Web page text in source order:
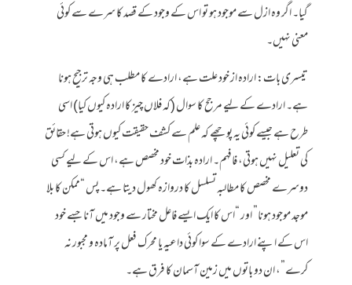
گیا۔ اگر وہ ازل سے موجود ہو تو اس کے وجود کے قصد کا سرے سے کوئی
معنی نہیں۔
تیسری بات: ارادہ از خود علت ہے، ارادے کا مطلب ہی وجہ ترجیح ہونا
ہے۔ ارادے کے لیے مرجح کا سوال (کہ فلاں چیز کا ارادہ کیوں کیا) اسی
طرح ہے جیسے کوئی یہ پوچھے کہ علم سے کشف حقیقت کیوں ہوتی ہے! حقائق
کی تعلیل نہیں ہوتی، فافہم۔ ارادہ بذات خود مخصص ہے، اس کے لیے کسی
دوسرے مخصص کا مطالبہ تسلسل کا دروازہ کھول دیتا ہے۔ پس “ممکن کا بلا
موجد موجود ہونا” اور “اس کا ایک ایسے فاعل مختار سے وجود میں آنا جسے خود
اس کے اپنے ارادے کے سوا کوئی داعیہ یا محرک فعل پر آمادہ و مجبور نہ
کرے”، ان دو باتوں میں زمین آسمان کا فرق ہے۔